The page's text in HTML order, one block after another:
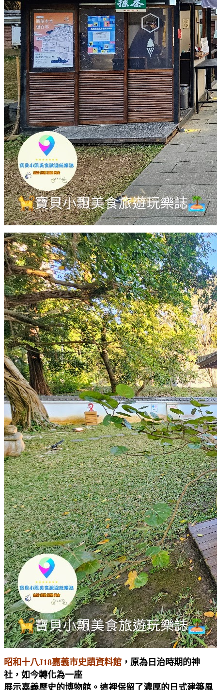
昭和十八J18嘉義市史蹟資料館 ，原為日治時期的神
社，如今轉化為一座
展示嘉義歷史的博物館。這裡保留了濃厚的日式建築風